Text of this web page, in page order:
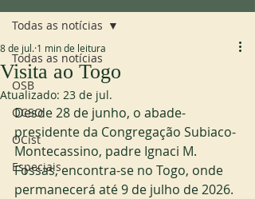
Todas as notícias
OSB
OCSO
OCist
Especiais
Todas as notícias
Visita ao Togo
8 de jul. 1 min de leitura
Atualizado: 23 de jul.
Desde 28 de junho, o abade-
presidente da Congregação Subiaco-
Montecassino, padre Ignaci M.
Fossas, encontra-se no Togo, onde
permanecerá até 9 de julho de 2026.